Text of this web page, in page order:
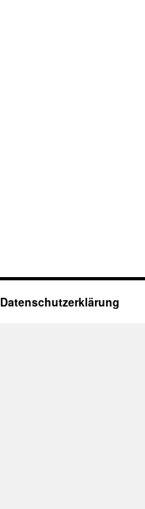
Datenschutzerklärung